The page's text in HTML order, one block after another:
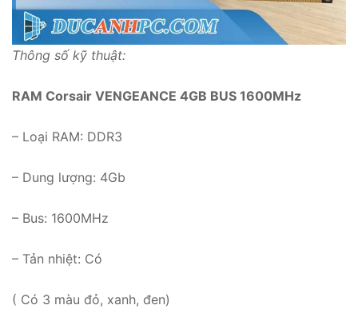
Thông số kỹ thuật:
RAM Corsair VENGEANCE 4GB BUS 1600MHz
– Loại RAM: DDR3
– Dung lượng: 4Gb
– Bus: 1600MHz
– Tản nhiệt: Có
( Có 3 màu đỏ, xanh, đen)